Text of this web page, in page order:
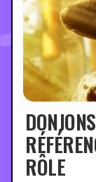
RÔLE